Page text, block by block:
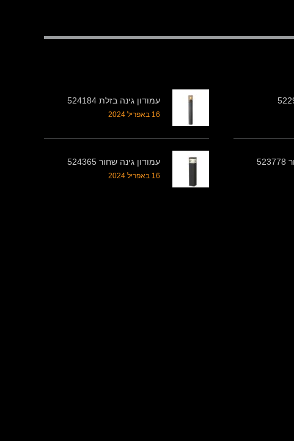
עמודון גינה בזלת 524184
16 באפריל 2024
עמודון גינה שחור 524365
16 באפריל 2024